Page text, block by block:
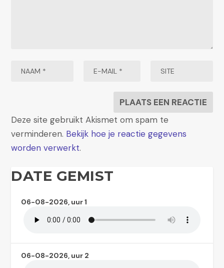
Deze site gebruikt Akismet om spam te
verminderen. Bekijk hoe je reactie gegevens
worden verwerkt.
DATE GEMIST
06-08-2026, uur 1
06-08-2026, uur 2